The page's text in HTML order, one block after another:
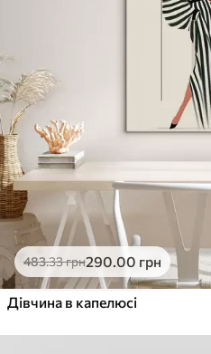
483.33грн290.00 грн
Дівчина в капелюсі